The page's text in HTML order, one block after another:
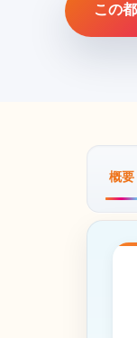
この
概要